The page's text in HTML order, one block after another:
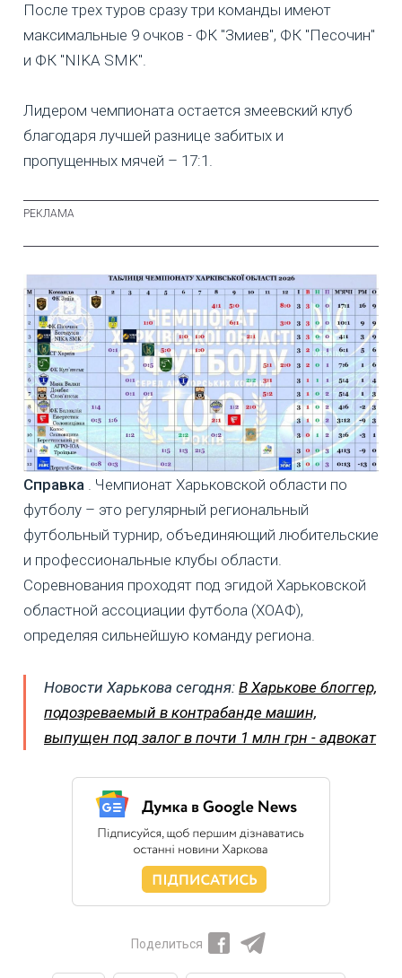
После трех туров сразу три команды имеют
максимальные 9 очков - ФК "Змиев", ФК "Песочин"
и ФК "NIKA SMK".
Лидером чемпионата остается змеевский клуб
благодаря лучшей разнице забитых и
пропущенных мячей – 17:1.
Справка . Чемпионат Харьковской области по
футболу – это регулярный региональный
футбольный турнир, объединяющий любительские
и профессиональные клубы области.
Соревнования проходят под эгидой Харьковской
областной ассоциации футбола (ХОАФ),
определяя сильнейшую команду региона.
Новости Харькова сегодня: В Харькове блоггер,
подозреваемый в контрабанде машин,
выпущен под залог в почти 1 млн грн - адвокат
Поделиться